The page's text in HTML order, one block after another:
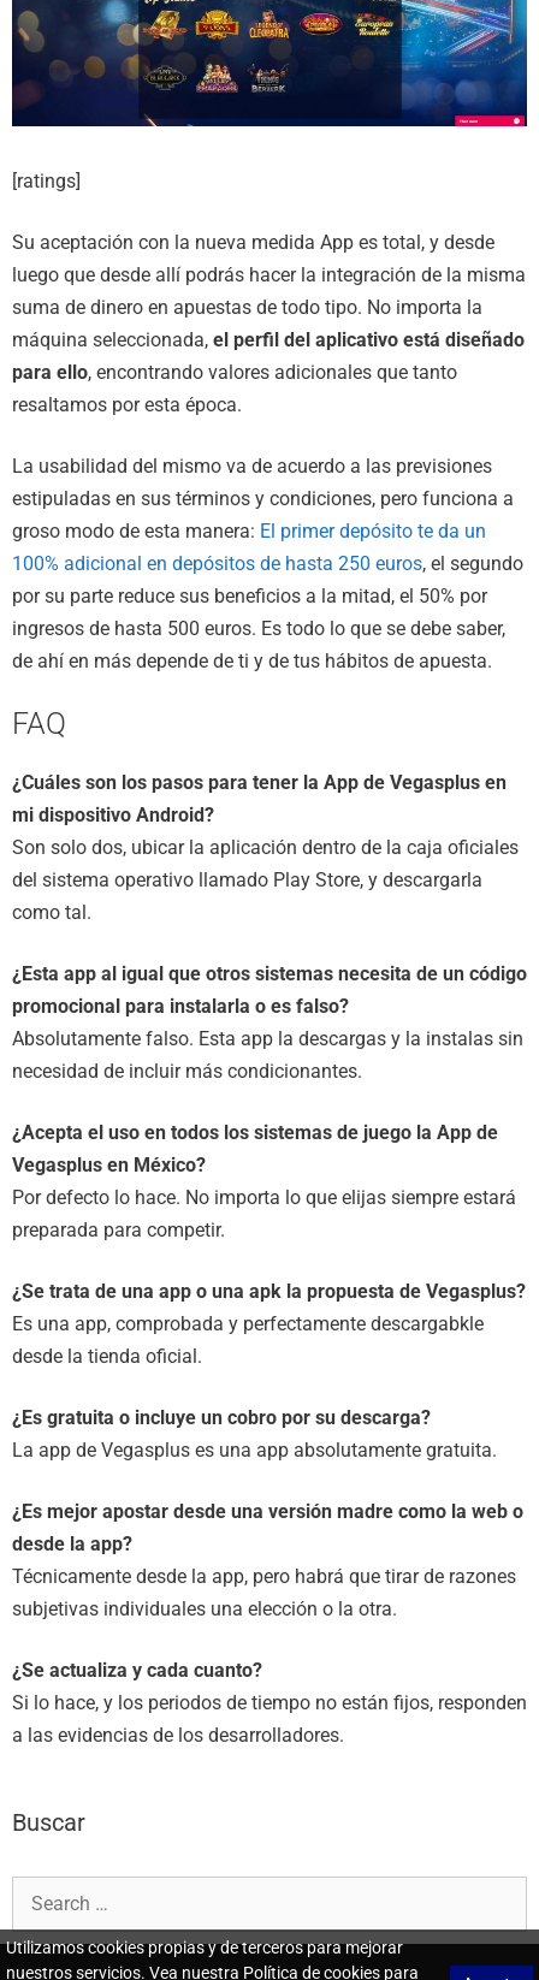
[ratings]
Su aceptación con la nueva medida App es total, y desde
luego que desde allí podrás hacer la integración de la misma
suma de dinero en apuestas de todo tipo. No importa la
máquina seleccionada, el perfil del aplicativo está diseñado
para ello, encontrando valores adicionales que tanto
resaltamos por esta época.
La usabilidad del mismo va de acuerdo a las previsiones
estipuladas en sus términos y condiciones, pero funciona a
groso modo de esta manera: El primer depósito te da un
100% adicional en depósitos de hasta 250 euros, el segundo
por su parte reduce sus beneficios a la mitad, el 50% por
ingresos de hasta 500 euros. Es todo lo que se debe saber,
de ahí en más depende de ti y de tus hábitos de apuesta.
FAQ
¿Cuáles son los pasos para tener la App de Vegasplus en
mi dispositivo Android?
Son solo dos, ubicar la aplicación dentro de la caja oficiales
del sistema operativo llamado Play Store, y descargarla
como tal.
¿Esta app al igual que otros sistemas necesita de un código
promocional para instalarla o es falso?
Absolutamente falso. Esta app la descargas y la instalas sin
necesidad de incluir más condicionantes.
¿Acepta el uso en todos los sistemas de juego la App de
Vegasplus en México?
Por defecto lo hace. No importa lo que elijas siempre estará
preparada para competir.
¿Se trata de una app o una apk la propuesta de Vegasplus?
Es una app, comprobada y perfectamente descargabkle
desde la tienda oficial.
¿Es gratuita o incluye un cobro por su descarga?
La app de Vegasplus es una app absolutamente gratuita.
¿Es mejor apostar desde una versión madre como la web o
desde la app?
Técnicamente desde la app, pero habrá que tirar de razones
subjetivas individuales una elección o la otra.
¿Se actualiza y cada cuanto?
Si lo hace, y los periodos de tiempo no están fijos, responden
a las evidencias de los desarrolladores.
Buscar
Utilizamos cookies propias y de terceros para mejorar
nuestros servicios. Vea nuestra Política de cookies para